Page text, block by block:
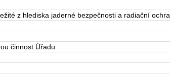
z hlediska jaderné bezpečnosti a radiační
činnost Úřadu